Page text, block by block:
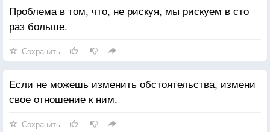
Проблема в том, что, не рискуя, мы рискуем в сто
раз больше.
Сохранить
Если не можешь изменить обстоятельства, измени
свое отношение к ним.
Сохранить